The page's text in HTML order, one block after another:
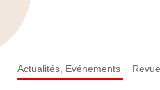
Actualités, Evénements